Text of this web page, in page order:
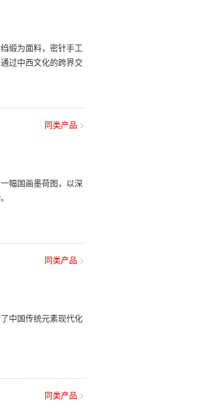
缎为面料，密针手工
过中西文化的跨界交
同类产品
幅国画墨荷图，以深
同类产品
中国传统元素现代化
同类产品